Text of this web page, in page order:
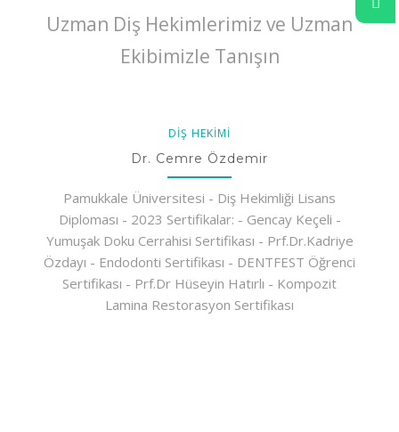
Uzman Diş Hekimlerimiz ve Uzman
Ekibimizle Tanışın
DIŞ HEKIMI
Dr. Cemre Özdemir
Pamukkale Üniversitesi - Diş Hekimliği Lisans
Diploması - 2023 Sertifikalar: - Gencay Keçeli -
Yumuşak Doku Cerrahisi Sertifikası - Prf.Dr.Kadriye
Özdayı - Endodonti Sertifikası - DENTFEST Öğrenci
Sertifikası - Prf.Dr Hüseyin Hatırlı - Kompozit
Lamina Restorasyon Sertifikası